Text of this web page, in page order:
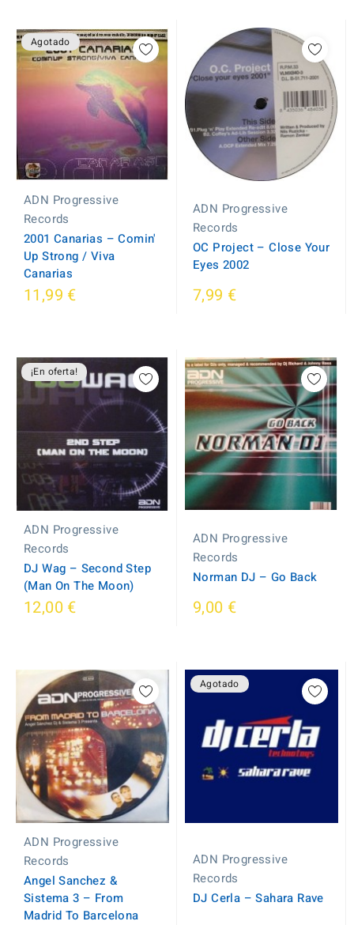
Agotado
ADN Progressive
Records
2001 Canarias ‎– Comin'
Up Strong / Viva
Canarias
11,99 €
ADN Progressive
Records
OC Project ‎– Close Your
Eyes 2002
7,99 €
¡En oferta!
ADN Progressive
Records
DJ Wag ‎– Second Step
(Man On The Moon)
12,00 €
ADN Progressive
Records
Norman DJ ‎– Go Back
9,00 €
ADN Progressive
Records
Angel Sanchez &
Sistema 3 ‎– From
Madrid To Barcelona
Agotado
ADN Progressive
Records
DJ Cerla ‎– Sahara Rave